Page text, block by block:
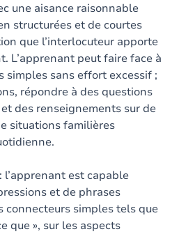
une aisance raisonnable
structurées et de courtes
que l’interlocuteur apporte
L’apprenant peut faire face à
simples sans effort excessif ;
répondre à des questions
des renseignements sur de
situations familières
est capable
et de phrases
connecteurs simples tels que
que », sur les aspects